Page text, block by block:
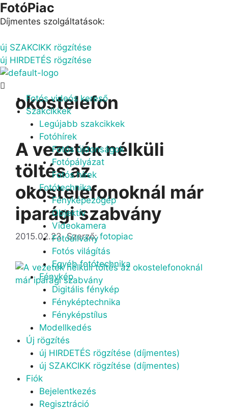
Kilépés
a
FotóPiac
Díjmentes szolgáltatások:
új SZAKCIKK rögzítése
új HIRDETÉS rögzítése
Menu
Fotós videós kereső
Szakcikkek
Legújabb szakcikkek
Fotóhírek
Fotós újdonságok
Fotópályázat
Fotós hírek
Fotótechnika
Fényképezőgép
Objektív
Videokamera
Fotóállvány
Fotós világítás
Egyéb fotótechnika
Fénykép
Digitális fénykép
Fényképtechnika
Fényképstílus
Modellkedés
Új rögzítés
új HIRDETÉS rögzítése (díjmentes)
új SZAKCIKK rögzítése (díjmentes)
Fiók
Bejelentkezés
Regisztráció
okostelefon
A vezeték nélküli
töltés az
okostelefonoknál már
iparági szabvány
2015.02.23. Szerző:fotopiac